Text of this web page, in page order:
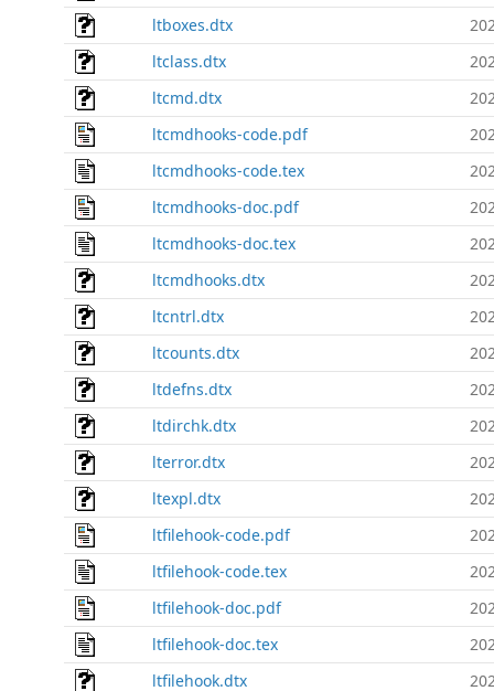
ltboxes.dtx
ltclass.dtx
ltcmd.dtx
ltcmdhooks-code.pdf
ltcmdhooks-code.tex
ltcmdhooks-doc.pdf
ltcmdhooks-doc.tex
ltcmdhooks.dtx
ltcntrl.dtx
ltcounts.dtx
ltdefns.dtx
ltdirchk.dtx
lterror.dtx
ltexpl.dtx
ltfilehook-code.pdf
ltfilehook-code.tex
ltfilehook-doc.pdf
ltfilehook-doc.tex
ltfilehook.dtx